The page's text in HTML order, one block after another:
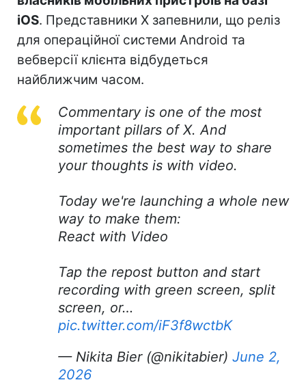
iOS. Представники X запевнили, що реліз
для операційної системи Android та
вебверсії клієнта відбудеться
найближчим часом.
Commentary is one of the most
important pillars of X. And
sometimes the best way to share
your thoughts is with video.
Today we're launching a whole new
way to make them:
React with Video
Tap the repost button and start
recording with green screen, split
screen, or…
pic.twitter.com/iF3f8wctbK
— Nikita Bier (@nikitabier) June 2,
2026